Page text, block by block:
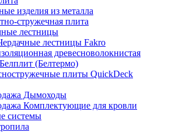
изделия из металла
стружечная плита
лестницы
лестницы Fakro
древесноволокнистая
(Белтермо)
плиты QuickDeck
Дымоходы
Комплектующие для кровли
системы